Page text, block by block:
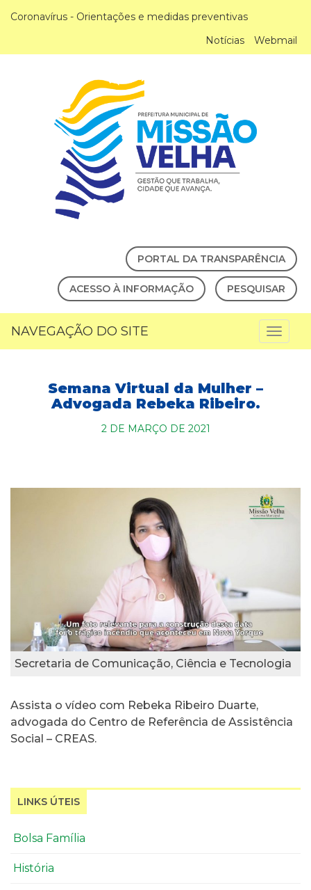
Coronavírus - Orientações e medidas preventivas
Notícias
Webmail
PORTAL DA TRANSPARÊNCIA
ACESSO À INFORMAÇÃO PESQUISAR
NAVEGAÇÃO DO SITE
Semana Virtual da Mulher –
Advogada Rebeka Ribeiro.
2 DE MARÇO DE 2021
Secretaria de Comunicação, Ciência e Tecnologia
Assista o vídeo com Rebeka Ribeiro Duarte,
advogada do Centro de Referência de Assistência
Social – CREAS.
LINKS ÚTEIS
Bolsa Família
História